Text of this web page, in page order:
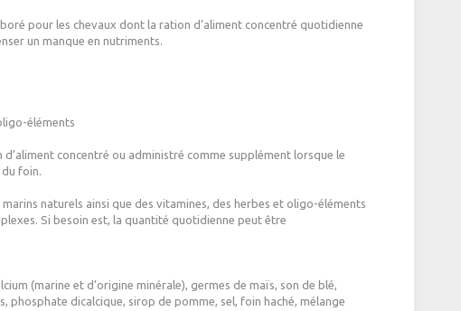
pour les chevaux dont la ration d’aliment concentré quotidienne
un manque en nutriments.
éléments
concentré ou administré comme supplément lorsque le
foin.
naturels ainsi que des vitamines, des herbes et oligo-éléments
Si besoin est, la quantité quotidienne peut être
(marine et d’origine minérale), germes de maïs, son de blé,
phosphate dicalcique, sirop de pomme, sel, foin haché, mélange